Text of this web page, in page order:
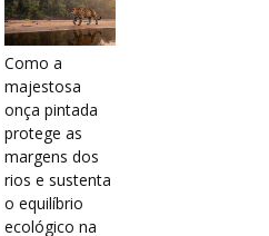
Como a
majestosa
onça pintada
protege as
margens dos
rios e sustenta
o equilíbrio
ecológico na